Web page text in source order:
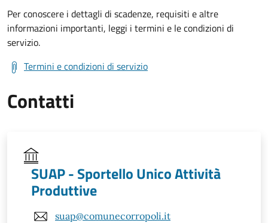
Per conoscere i dettagli di scadenze, requisiti e altre
informazioni importanti, leggi i termini e le condizioni di
servizio.
Termini e condizioni di servizio
Contatti
SUAP - Sportello Unico Attività
Produttive
suap@comunecorropoli.it